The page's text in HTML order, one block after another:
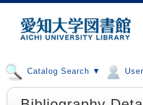
Catalog Search ▼